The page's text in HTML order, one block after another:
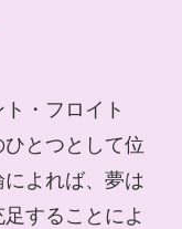
・フロイト
ひとつとして位
よれば、夢は
することによ